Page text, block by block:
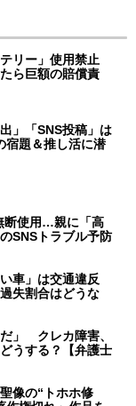
リー」使用禁止
ら巨額の賠償責
」「SNS投稿」は
題＆推し活に潜
断使用…親に「高
SNSトラブル予防
車」は交通違反
失割合はどうな
」 クレカ障害、
うする？【弁護士
像の“トホホ修